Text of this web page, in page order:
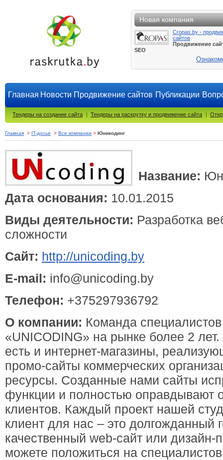
Новая компания
Cropas.by -
сайтов
Продвижение
SEO
Главная Новости Продвижение сайтов Публикации
Тендеры на создание сайта | Тендеры на раскрутку и продвижение сайта |
Главная > IT-досье > Все компании > Юникодинг
Название:
Дата основания: 10.01.2015
Виды деятельности: Разработка
сложности
Сайт: http://unicoding.by
E-mail: info@unicoding.by
Телефон: +375297936792
О компании: Команда
«UNICODING» на рынке более 2
есть и интернет-магазины,
промо-сайты коммерческих
ресурсы. Созданные нами сайты
функции и полностью оправдывают
клиентов. Каждый проект нашей
клиент для нас – это долгожданный
качественный web-сайт или дизайн-
можете положиться на